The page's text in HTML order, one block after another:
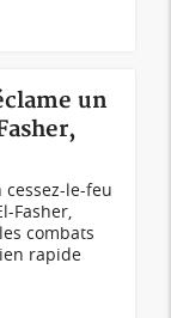
un
cessez-le-feu
Fasher,
combats
rapide